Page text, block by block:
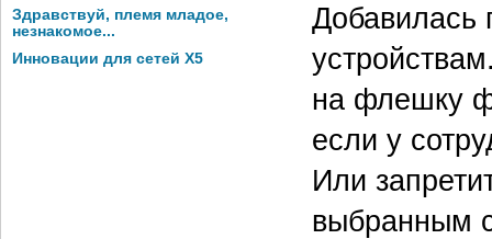
Здравствуй, племя младое,
незнакомое...
Инновации для сетей X5
Добавилась
на флешку
если у
Или
выбранным